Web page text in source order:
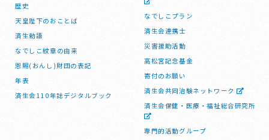
歴史
天皇陛下のおことば
済生勅語
なでしこ紋章の由来
恩賜(おんし)財団の表記
年表
済生会110年誌デジタルブック
なでしこプラン
済生会連携士
災害援助活動
高松宮記念基金
寄付のお願い
済生会共同治験ネットワーク
済生会保健・医療・福祉総合研究所
専門的活動グループ